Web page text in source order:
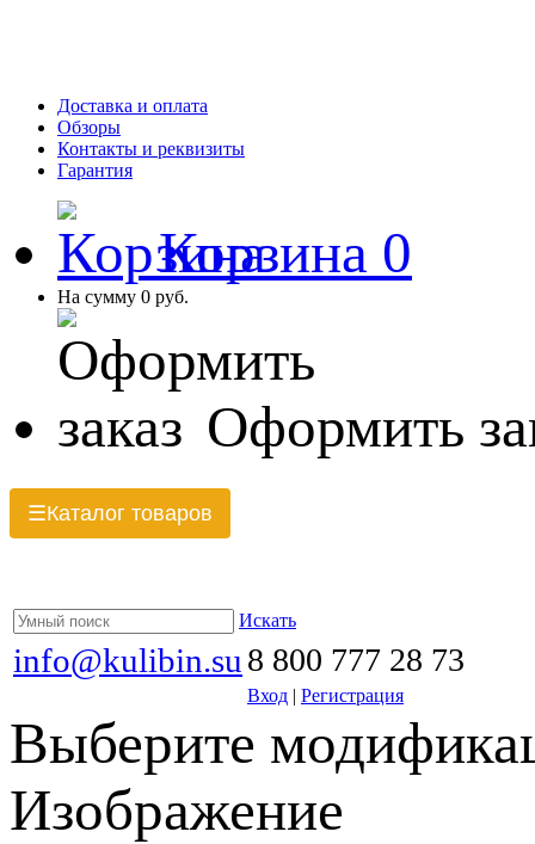
Доставка и оплата
Обзоры
Контакты и реквизиты
Гарантия
Корзина 0
На сумму 0 руб.
Оформить
☰Каталог товаров
Искать
info@kulibin.su 8 800 777 28 73
Вход | Регистрация
Выберите
Изображение